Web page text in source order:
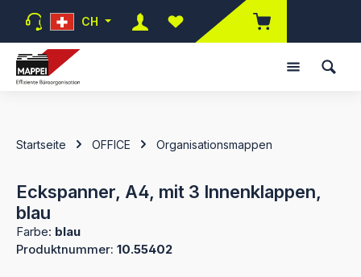
Zum Hauptinhalt springen
CH
Du hast 0 Produkte auf dem
Startseite OFFICE Organisationsmappen
Eckspanner, A4, mit 3 Innenklappen,
blau
Farbe: blau
Produktnummer: 10.55402